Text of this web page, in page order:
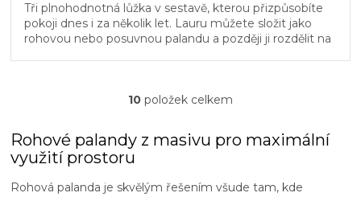
Tři plnohodnotná lůžka v sestavě, kterou přizpůsobíte
pokoji dnes i za několik let. Lauru můžete složit jako
rohovou nebo posuvnou palandu a později ji rozdělit na
O
l
a
10 položek celkem
Rohové palandy z masivu pro maximální
využití prostoru
Rohová palanda je skvělým řešením všude tam, kde